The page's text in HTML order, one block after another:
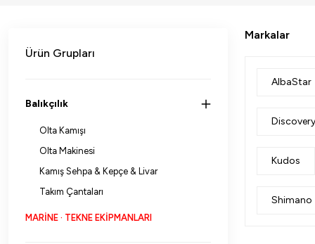
Ürün Grupları
Balıkçılık
Olta Kamışı
Olta Makinesi
Kamış Sehpa & Kepçe & Livar
Takım Çantaları
MARİNE · TEKNE EKİPMANLARI
Markalar
AlbaStar
Discovery
Kudos
Shimano